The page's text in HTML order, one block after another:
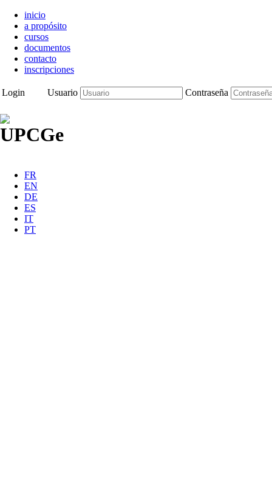
inicio
a propósito
cursos
documentos
contacto
inscripciones
Login Usuario Contraseña
FR
EN
DE
ES
IT
PT